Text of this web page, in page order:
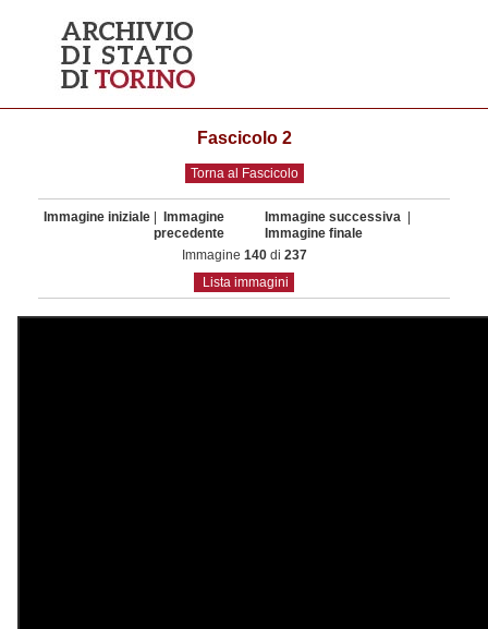
Fascicolo 2
Torna al Fascicolo
Immagine iniziale
Immagine
precedente
Immagine successiva
Immagine finale
Immagine 140di 237
Lista immagini